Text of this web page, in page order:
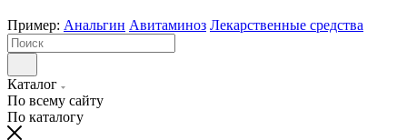
Пример: Анальгин Авитаминоз Лекарственные средства
Каталог
По всему сайту
По каталогу